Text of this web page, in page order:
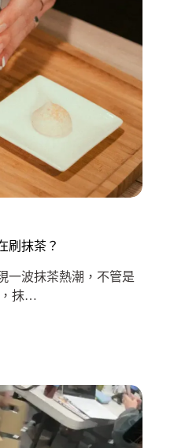
刷抹茶？
一波抹茶熱潮，不管是
，抹…